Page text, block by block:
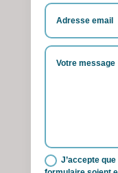
J’accepte